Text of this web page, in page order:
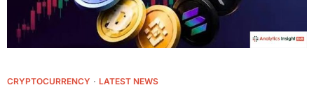
CRYPTOCURRENCY · LATEST NEWS